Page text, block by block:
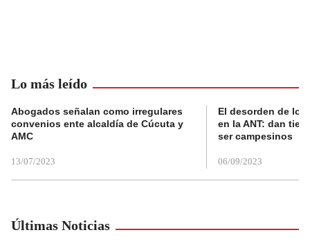
Lo más leído
Abogados señalan como irregulares
convenios ente alcaldía de Cúcuta y
AMC
13/07/2023
El desorden de
en la ANT: dan
ser campesinos
06/09/2023
Últimas Noticias